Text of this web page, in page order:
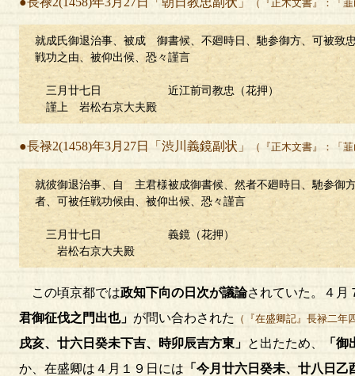
（『正木文書』：「
就成氏御退治事、被成 御書候、不廻時日、馳参御方、可被致
戦功之由、被仰出候、恐々謹言
三月廿七日 近江前司教忠（花押）
謹上 岩松右京大夫殿
●長禄2(1458)年3月27日「渋川義鏡副状」 （『正木文書』：「
就彼御退治事、自 主君様被成御書候、然者不廻時日、馳参御
者、可被任戦功候由、被仰出候、恐々謹言
三月廿七日 義鏡（花押）
岩松右京大夫殿
この頃京都では政知下向の日次が議論されていた。４月
君御征伐之門出也」 が問い合わされた （『在盛卿記』長禄二年
戌亥、廿六日癸未下吉、時卯辰吉方東」 と出たため、
「
か、在盛卿は４月１９日には 「今月廿六日癸未、廿八日乙